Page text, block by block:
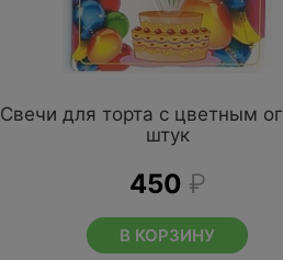
Свечи для торта с цветным
штук
450 ₽
В КОРЗИНУ